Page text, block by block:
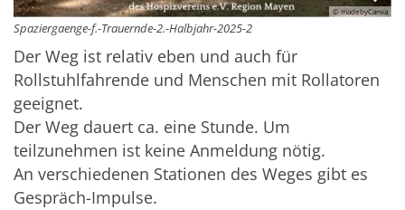
© madebyCanva
Spaziergaenge-f.-Trauernde-2.-Halbjahr-2025-2
Der Weg ist relativ eben und auch für
Rollstuhlfahrende und Menschen mit Rollatoren
geeignet.
Der Weg dauert ca. eine Stunde. Um
teilzunehmen ist keine Anmeldung nötig.
An verschiedenen Stationen des Weges gibt es
Gespräch-Impulse.